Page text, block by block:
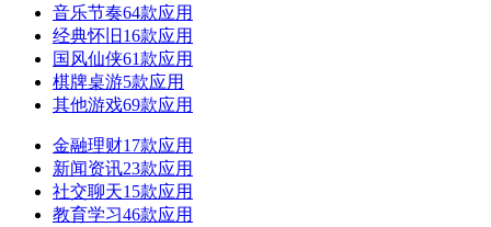
音乐节奏64款应用
经典怀旧 16款应用
国风仙侠61款应用
棋牌桌游5款应用
其他游戏69款应用
金融理财17款应用
新闻资讯23款应用
社交聊天15款应用
教育学习46款应用